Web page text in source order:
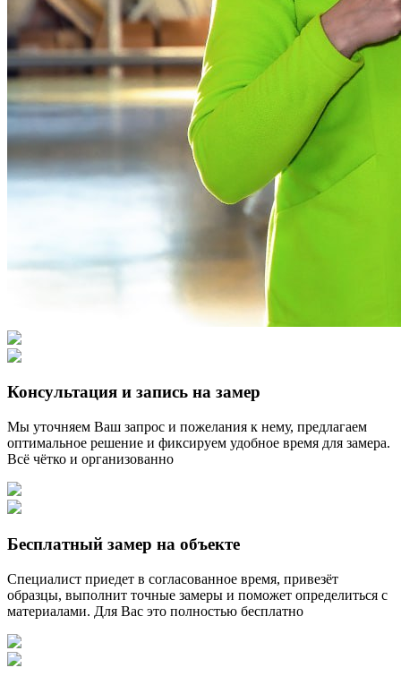
Консультация и запись на замер
Мы уточняем Ваш запрос и пожелания к нему, предлагаем
оптимальное решение и фиксируем удобное время для замера.
Всё чётко и организованно
Бесплатный замер на объекте
Специалист приедет в согласованное время, привезёт
образцы, выполнит точные замеры и поможет определиться с
материалами. Для Вас это полностью бесплатно